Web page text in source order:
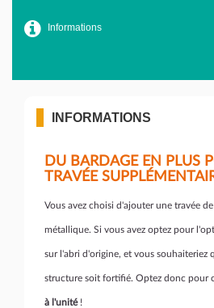
Informations
INFORMATIONS
DU BARDAGE EN PLUS
TRAVÉE
Vous avez choisi d'ajouter une travée
métallique. Si vous avez optez pour
sur l'abri d'origine, et vous souhaiteriez
structure soit fortifié. Optez donc pour
à l'unité!